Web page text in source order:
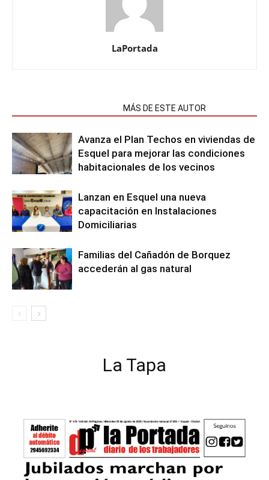
LaPortada
MÁS DE ESTE AUTOR
Avanza el Plan Techos en viviendas de
Esquel para mejorar las condiciones
habitacionales de los vecinos
Lanzan en Esquel una nueva
capacitación en Instalaciones
Domiciliarias
Familias del Cañadón de Borquez
accederán al gas natural
La Tapa